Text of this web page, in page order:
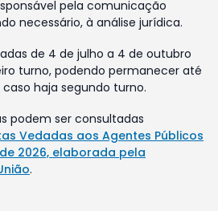
pela comunicação
necessário, à análise jurídica.
de 4 de julho a 4 de outubro
turno, podendo permanecer até
haja segundo turno.
podem ser consultadas
Vedadas aos Agentes Públicos
2026, elaborada pela
.